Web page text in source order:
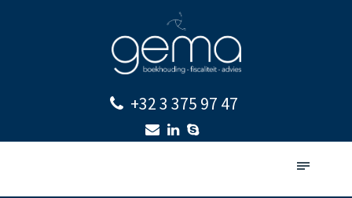
+32 3 375 97 47